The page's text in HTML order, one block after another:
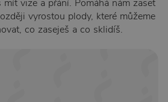
vize a přání. Pomáhá nám zaset
vyrostou plody, které můžeme
co zaseješ a co sklidíš.